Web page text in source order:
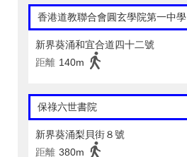
香港道教聯合會圓玄學院第一中學
新界葵涌和宜合道四十二號
距離 140m
保祿六世書院
新界葵涌梨貝街８號
距離 380m